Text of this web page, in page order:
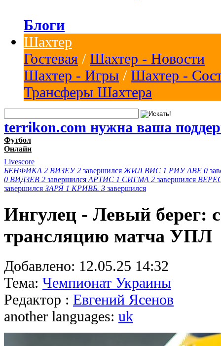
Блоги
Шахтер
Гостевая / Шахтер - Новости
Шахтер - Игры / Шахтер -
Трансферы Шахтера
terrikon.com нужна ваша
Футбол
Онлайн
Livescore
БЕНФИКА 2 ВИЗЕУ 2 завершился ЖИЛ ВИС 1 РИУ АВЕ 0
0 ВИДЗЕВ 2 завершился АРТИС 1 СИГМА 2 завершился
завершился ЗАРЯ 1 КРИВБ. 3 завершился
Ингулец - Левый берег:
трансляцию матча УПЛ
Добавлено: 12.05.25 14:32
Тема: Чемпионат Украины
Редактор : Евгений Ясенов
another languages: uk